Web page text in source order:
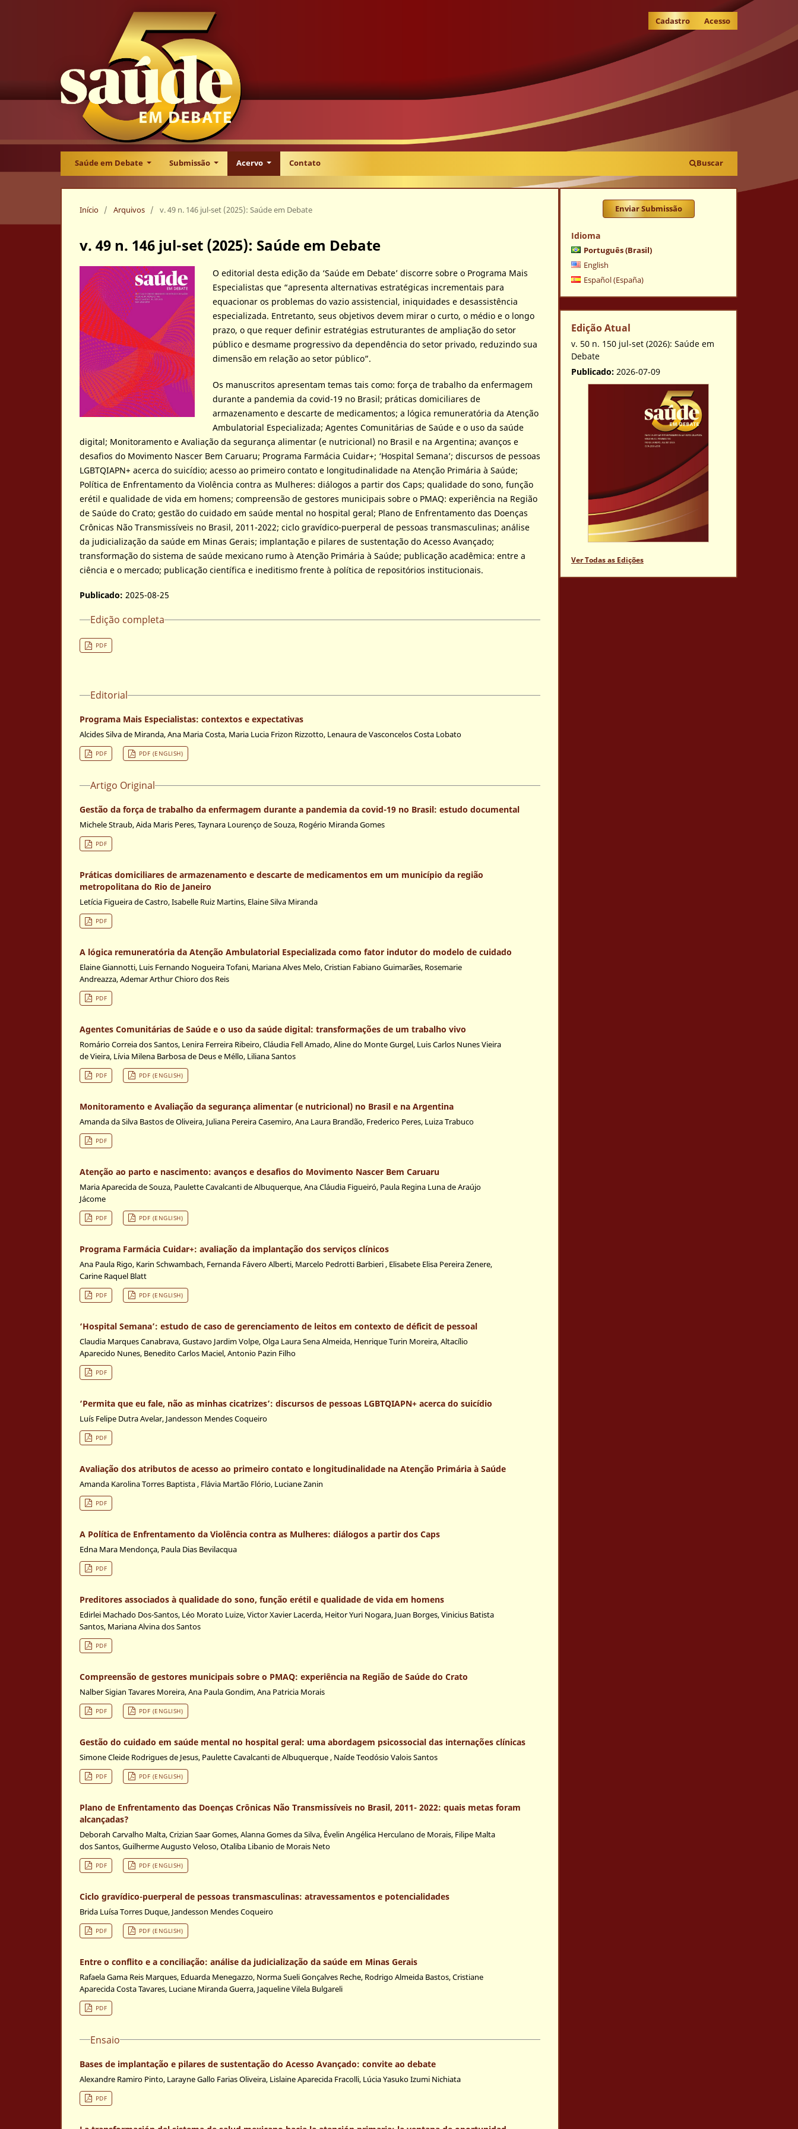
Cadastro Acesso
Saúde em Debate Submissão Acervo Contato Buscar
Início / Arquivos / v. 49 n. 146 jul-set (2025): Saúde em Debate
v. 49 n. 146 jul-set (2025): Saúde em Debate
O editorial desta edição da ‘Saúde em Debate’ discorre sobre o Programa Mais
Especialistas que “apresenta alternativas estratégicas incrementais para
equacionar os problemas do vazio assistencial, iniquidades e desassistência
especializada. Entretanto, seus objetivos devem mirar o curto, o médio e o longo
prazo, o que requer definir estratégias estruturantes de ampliação do setor
público e desmame progressivo da dependência do setor privado, reduzindo sua
dimensão em relação ao setor público”.
Os manuscritos apresentam temas tais como: força de trabalho da enfermagem
durante a pandemia da covid-19 no Brasil; práticas domiciliares de
armazenamento e descarte de medicamentos; a lógica remuneratória da Atenção
Ambulatorial Especializada; Agentes Comunitárias de Saúde e o uso da saúde
digital; Monitoramento e Avaliação da segurança alimentar (e nutricional) no Brasil e na Argentina; avanços e
desafios do Movimento Nascer Bem Caruaru; Programa Farmácia Cuidar+; ‘Hospital Semana’; discursos de pessoas
LGBTQIAPN+ acerca do suicídio; acesso ao primeiro contato e longitudinalidade na Atenção Primária à Saúde;
Política de Enfrentamento da Violência contra as Mulheres: diálogos a partir dos Caps; qualidade do sono, função
erétil e qualidade de vida em homens; compreensão de gestores municipais sobre o PMAQ: experiência na Região
de Saúde do Crato; gestão do cuidado em saúde mental no hospital geral; Plano de Enfrentamento das Doenças
Crônicas Não Transmissíveis no Brasil, 2011-2022; ciclo gravídico-puerperal de pessoas transmasculinas; análise
da judicialização da saúde em Minas Gerais; implantação e pilares de sustentação do Acesso Avançado;
transformação do sistema de saúde mexicano rumo à Atenção Primária à Saúde; publicação acadêmica: entre a
ciência e o mercado; publicação científica e ineditismo frente à política de repositórios institucionais.
Publicado: 2025-08-25
Edição completa
PDF
Editorial
Programa Mais Especialistas: contextos e expectativas
Alcides Silva de Miranda, Ana Maria Costa, Maria Lucia Frizon Rizzotto, Lenaura de Vasconcelos Costa Lobato
PDF PDF (ENGLISH)
Artigo Original
Gestão da força de trabalho da enfermagem durante a pandemia da covid-19 no Brasil: estudo documental
Michele Straub, Aida Maris Peres, Taynara Lourenço de Souza, Rogério Miranda Gomes
PDF
Práticas domiciliares de armazenamento e descarte de medicamentos em um município da região
metropolitana do Rio de Janeiro
Letícia Figueira de Castro, Isabelle Ruiz Martins, Elaine Silva Miranda
PDF
A lógica remuneratória da Atenção Ambulatorial Especializada como fator indutor do modelo de cuidado
Elaine Giannotti, Luis Fernando Nogueira Tofani, Mariana Alves Melo, Cristian Fabiano Guimarães, Rosemarie
Andreazza, Ademar Arthur Chioro dos Reis
PDF
Agentes Comunitárias de Saúde e o uso da saúde digital: transformações de um trabalho vivo
Romário Correia dos Santos, Lenira Ferreira Ribeiro, Cláudia Fell Amado, Aline do Monte Gurgel, Luis Carlos Nunes Vieira
de Vieira, Lívia Milena Barbosa de Deus e Méllo, Liliana Santos
PDF PDF (ENGLISH)
Monitoramento e Avaliação da segurança alimentar (e nutricional) no Brasil e na Argentina
Amanda da Silva Bastos de Oliveira, Juliana Pereira Casemiro, Ana Laura Brandão, Frederico Peres, Luiza Trabuco
PDF
Atenção ao parto e nascimento: avanços e desafios do Movimento Nascer Bem Caruaru
Maria Aparecida de Souza, Paulette Cavalcanti de Albuquerque, Ana Cláudia Figueiró, Paula Regina Luna de Araújo
Jácome
PDF PDF (ENGLISH)
Programa Farmácia Cuidar+: avaliação da implantação dos serviços clínicos
Ana Paula Rigo, Karin Schwambach, Fernanda Fávero Alberti, Marcelo Pedrotti Barbieri , Elisabete Elisa Pereira Zenere,
Carine Raquel Blatt
PDF PDF (ENGLISH)
‘Hospital Semana’: estudo de caso de gerenciamento de leitos em contexto de déficit de pessoal
Claudia Marques Canabrava, Gustavo Jardim Volpe, Olga Laura Sena Almeida, Henrique Turin Moreira, Altacílio
Aparecido Nunes, Benedito Carlos Maciel, Antonio Pazin Filho
PDF
‘Permita que eu fale, não as minhas cicatrizes’: discursos de pessoas LGBTQIAPN+ acerca do suicídio
Luís Felipe Dutra Avelar, Jandesson Mendes Coqueiro
PDF
Avaliação dos atributos de acesso ao primeiro contato e longitudinalidade na Atenção Primária à Saúde
Amanda Karolina Torres Baptista , Flávia Martão Flório, Luciane Zanin
PDF
A Política de Enfrentamento da Violência contra as Mulheres: diálogos a partir dos Caps
Edna Mara Mendonça, Paula Dias Bevilacqua
PDF
Preditores associados à qualidade do sono, função erétil e qualidade de vida em homens
Edirlei Machado Dos-Santos, Léo Morato Luize, Victor Xavier Lacerda, Heitor Yuri Nogara, Juan Borges, Vinicius Batista
Santos, Mariana Alvina dos Santos
PDF
Compreensão de gestores municipais sobre o PMAQ: experiência na Região de Saúde do Crato
Nalber Sigian Tavares Moreira, Ana Paula Gondim, Ana Patricia Morais
PDF PDF (ENGLISH)
Gestão do cuidado em saúde mental no hospital geral: uma abordagem psicossocial das internações clínicas
Simone Cleide Rodrigues de Jesus, Paulette Cavalcanti de Albuquerque , Naíde Teodósio Valois Santos
PDF PDF (ENGLISH)
Plano de Enfrentamento das Doenças Crônicas Não Transmissíveis no Brasil, 2011- 2022: quais metas foram
alcançadas?
Deborah Carvalho Malta, Crizian Saar Gomes, Alanna Gomes da Silva, Évelin Angélica Herculano de Morais, Filipe Malta
dos Santos, Guilherme Augusto Veloso, Otaliba Libanio de Morais Neto
PDF PDF (ENGLISH)
Ciclo gravídico-puerperal de pessoas transmasculinas: atravessamentos e potencialidades
Brida Luísa Torres Duque, Jandesson Mendes Coqueiro
PDF PDF (ENGLISH)
Entre o conflito e a conciliação: análise da judicialização da saúde em Minas Gerais
Rafaela Gama Reis Marques, Eduarda Menegazzo, Norma Sueli Gonçalves Reche, Rodrigo Almeida Bastos, Cristiane
Aparecida Costa Tavares, Luciane Miranda Guerra, Jaqueline Vilela Bulgareli
PDF
Ensaio
Bases de implantação e pilares de sustentação do Acesso Avançado: convite ao debate
Alexandre Ramiro Pinto, Larayne Gallo Farias Oliveira, Lislaine Aparecida Fracolli, Lúcia Yasuko Izumi Nichiata
PDF
Enviar Submissão
Idioma
Português (Brasil)
English
Español (España)
Edição Atual
v. 50 n. 150 jul-set (2026): Saúde em
Debate
Publicado: 2026-07-09
Ver Todas as Edições